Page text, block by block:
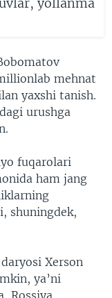
mehnat
yaxshi tanish.
urushga
fuqarolari
ham jang
shuningdek,
Xerson
ya’ni
Rossiya